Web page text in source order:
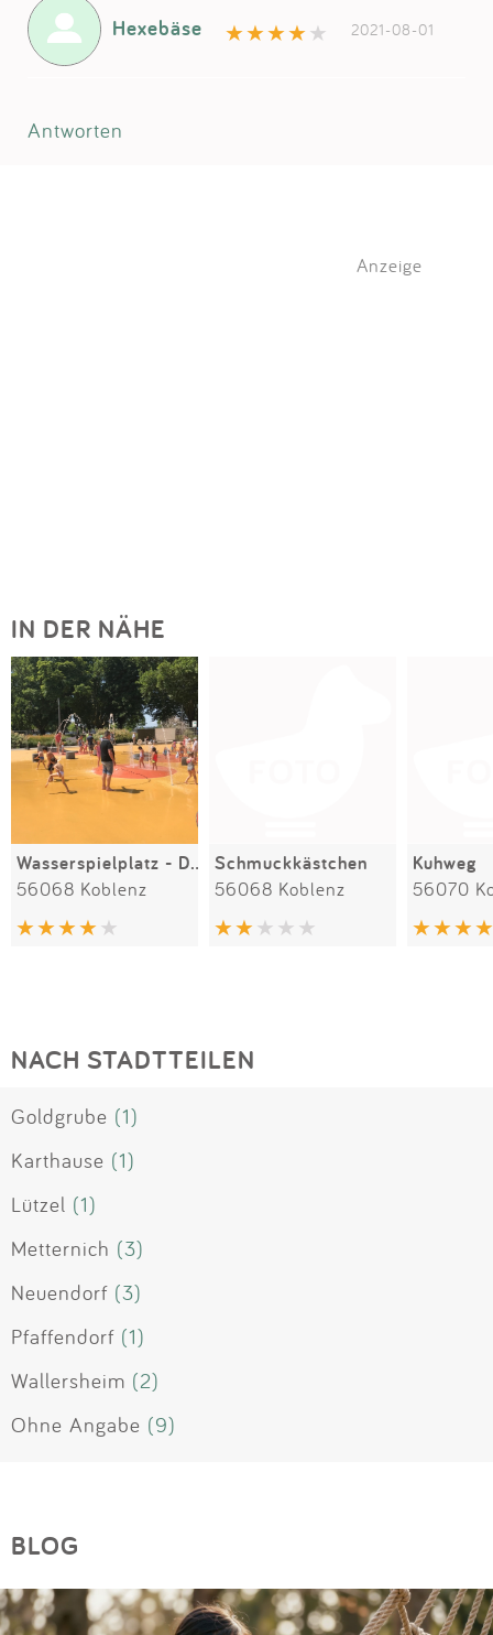
Hexebäse 2021-08-01
Antworten
Anzeige
IN DER NÄHE
Wasserspielplatz - Deutsches Eck
56068 Koblenz
Schmuckkästchen
56068 Koblenz
Kuhweg
56070
NACH STADTTEILEN
Goldgrube (1)
Karthause (1)
Lützel (1)
Metternich (3)
Neuendorf (3)
Pfaffendorf (1)
Wallersheim (2)
Ohne Angabe (9)
BLOG